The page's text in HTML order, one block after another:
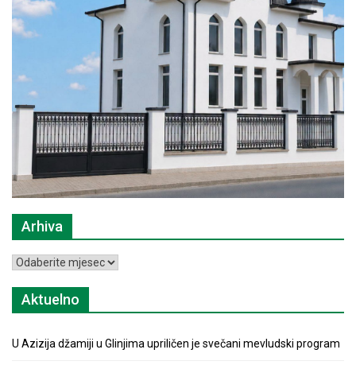
Arhiva
Arhiva
Aktuelno
U Azizija džamiji u Glinjima upriličen je svečani mevludski program